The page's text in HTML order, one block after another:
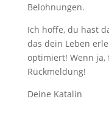
Belohnungen.
Ich hoffe, du hast
das dein Leben
optimiert! Wenn
Rückmeldung!
Deine Katalin